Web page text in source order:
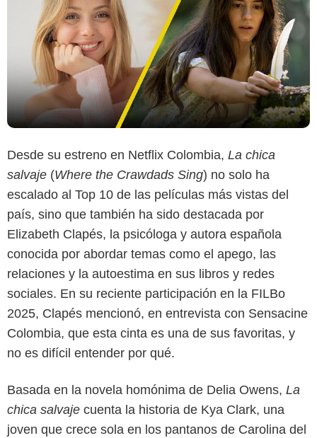
Desde su estreno en Netflix Colombia, La chica
salvaje (Where the Crawdads Sing) no solo ha
escalado al Top 10 de las películas más vistas del
país, sino que también ha sido destacada por
Elizabeth Clapés, la psicóloga y autora española
conocida por abordar temas como el apego, las
relaciones y la autoestima en sus libros y redes
sociales. En su reciente participación en la FILBo
2025, Clapés mencionó, en entrevista con Sensacine
Colombia, que esta cinta es una de sus favoritas, y
no es difícil entender por qué.
Basada en la novela homónima de Delia Owens, La
chica salvaje cuenta la historia de Kya Clark, una
joven que crece sola en los pantanos de Carolina del